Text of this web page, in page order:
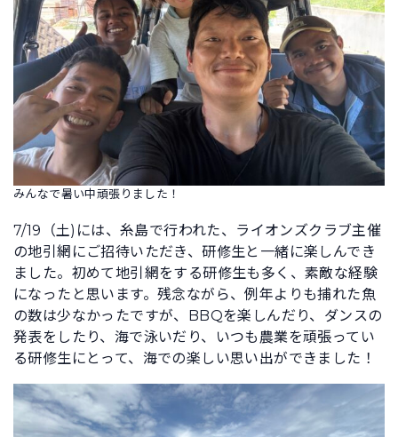
みんなで暑い中頑張りました！
7/19（土)には、糸島で行われた、ライオンズクラブ主催
の地引網にご招待いただき、研修生と一緒に楽しんでき
ました。初めて地引網をする研修生も多く、素敵な経験
になったと思います。残念ながら、例年よりも捕れた魚
の数は少なかったですが、BBQを楽しんだり、ダンスの
発表をしたり、海で泳いだり、いつも農業を頑張ってい
る研修生にとって、海での楽しい思い出ができました！